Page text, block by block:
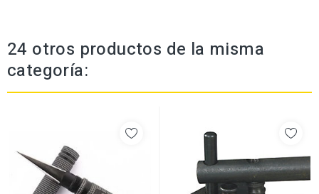
24 otros productos de la misma
categoría: